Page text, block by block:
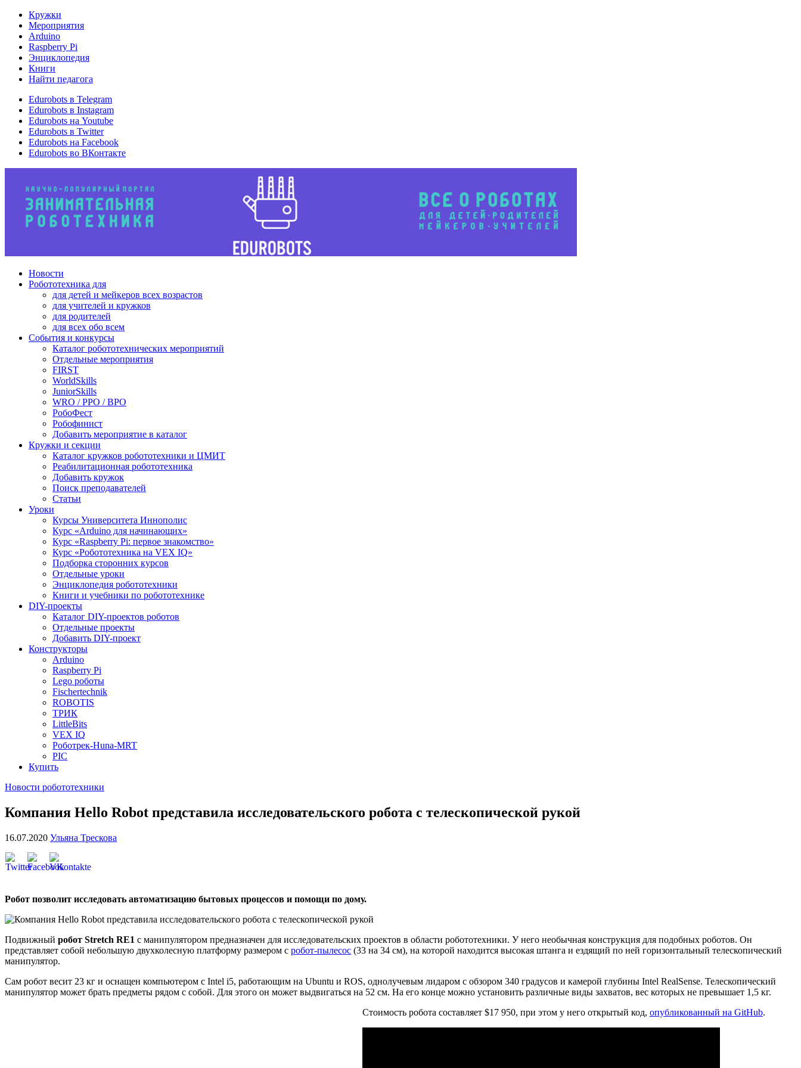
Кружки
Мероприятия
Arduino
Raspberry Pi
Энциклопедия
Книги
Найти педагога
Edurobots в Telegram
Edurobots в Instagram
Edurobots на Youtube
Edurobots в Twitter
Edurobots на Facebook
Edurobots во ВКонтакте
Новости
Робототехника для
для детей и мейкеров всех возрастов
для учителей и кружков
для родителей
для всех обо всем
События и конкурсы
Каталог робототехнических мероприятий
Отдельные мероприятия
FIRST
WorldSkills
JuniorSkills
WRO / РРО / ВРО
РобоФест
Робофинист
Добавить мероприятие в каталог
Кружки и секции
Каталог кружков робототехники и ЦМИТ
Реабилитационная робототехника
Добавить кружок
Поиск преподавателей
Статьи
Уроки
Курсы Университета Иннополис
Курс «Arduino для начинающих»
Курс «Raspberry Pi: первое знакомство»
Курс «Робототехника на VEX IQ»
Подборка сторонних курсов
Отдельные уроки
Энциклопедия робототехники
Книги и учебники по робототехнике
DIY-проекты
Каталог DIY-проектов роботов
Отдельные проекты
Добавить DIY-проект
Конструкторы
Arduino
Raspberry Pi
Lego роботы
Fischertechnik
ROBOTIS
ТРИК
LittleBits
VEX IQ
Роботрек-Huna-MRT
PIC
Купить
Новости робототехники
Компания Hello Robot представила исследовательского робота с телескопической рукой
16.07.2020 Ульяна Трескова
Робот позволит исследовать автоматизацию бытовых процессов и помощи по дому.
Подвижный робот Stretch RE1 с манипулятором предназначен для исследовательских проектов в области робототехники. У него необычная конструкция для подобных роботов. Он
представляет собой небольшую двухколесную платформу размером с робот-пылесос (33 на 34 см), на которой находится высокая штанга и ездящий по ней горизонтальный телескопический
манипулятор.
Сам робот весит 23 кг и оснащен компьютером с Intel i5, работающим на Ubuntu и ROS, однолучевым лидаром с обзором 340 градусов и камерой глубины Intel RealSense. Телескопический
манипулятор может брать предметы рядом с собой. Для этого он может выдвигаться на 52 см. На его конце можно установить различные виды захватов, вес которых не превышает 1,5 кг.
Стоимость робота составляет $17 950, при этом у него открытый код, опубликованный на GitHub.